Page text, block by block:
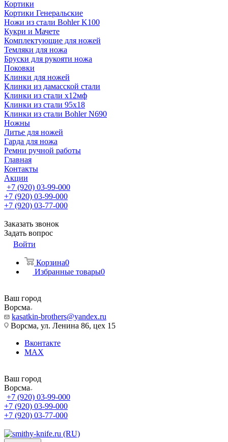
Кортики
Кортики Генеральские
Ножи из стали Bohler K100
Кукри и Мачете
Комплектующие для ножей
Темляки для ножа
Бруски для рукояти ножа
Поковки
Клинки для ножей
Клинки из дамасской стали
Клинки из стали х12мф
Клинки из стали 95х18
Клинки из стали Bohler N690
Ножны
Литье для ножей
Гарда для ножа
Ремни ручной работы
Главная
Контакты
Акции
+7 (920) 03-99-000
+7 (920) 03-99-000
+7 (920) 03-77-000
Заказать звонок
Задать вопрос
Войти
Корзина0
Избранные товары0
Ваш город
Ворсма
kasatkin-brothers@yandex.ru
Ворсма, ул. Ленина 86, цех 15
Вконтакте
MAX
Ваш город
Ворсма
+7 (920) 03-99-000
+7 (920) 03-99-000
+7 (920) 03-77-000